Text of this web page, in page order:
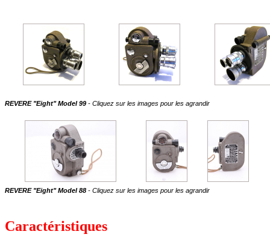
REVERE "Eight" Model 99 - Cliquez sur les images pour les agrandir
REVERE "Eight" Model 88 - Cliquez sur les images pour les agrandir
Caractéristiques